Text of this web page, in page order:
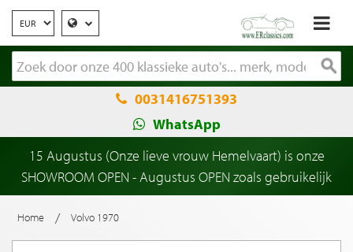
0031416751393
WhatsApp
15 Augustus (Onze lieve vrouw Hemelvaart) is onze
SHOWROOM OPEN - Augustus OPEN zoals gebruikelijk
Home / Volvo 1970